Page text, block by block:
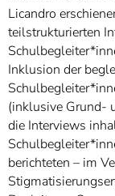
Licandro
teilstrukturierten
Inklusion der
(inklusive Grund-
die Interviews
berichteten – im